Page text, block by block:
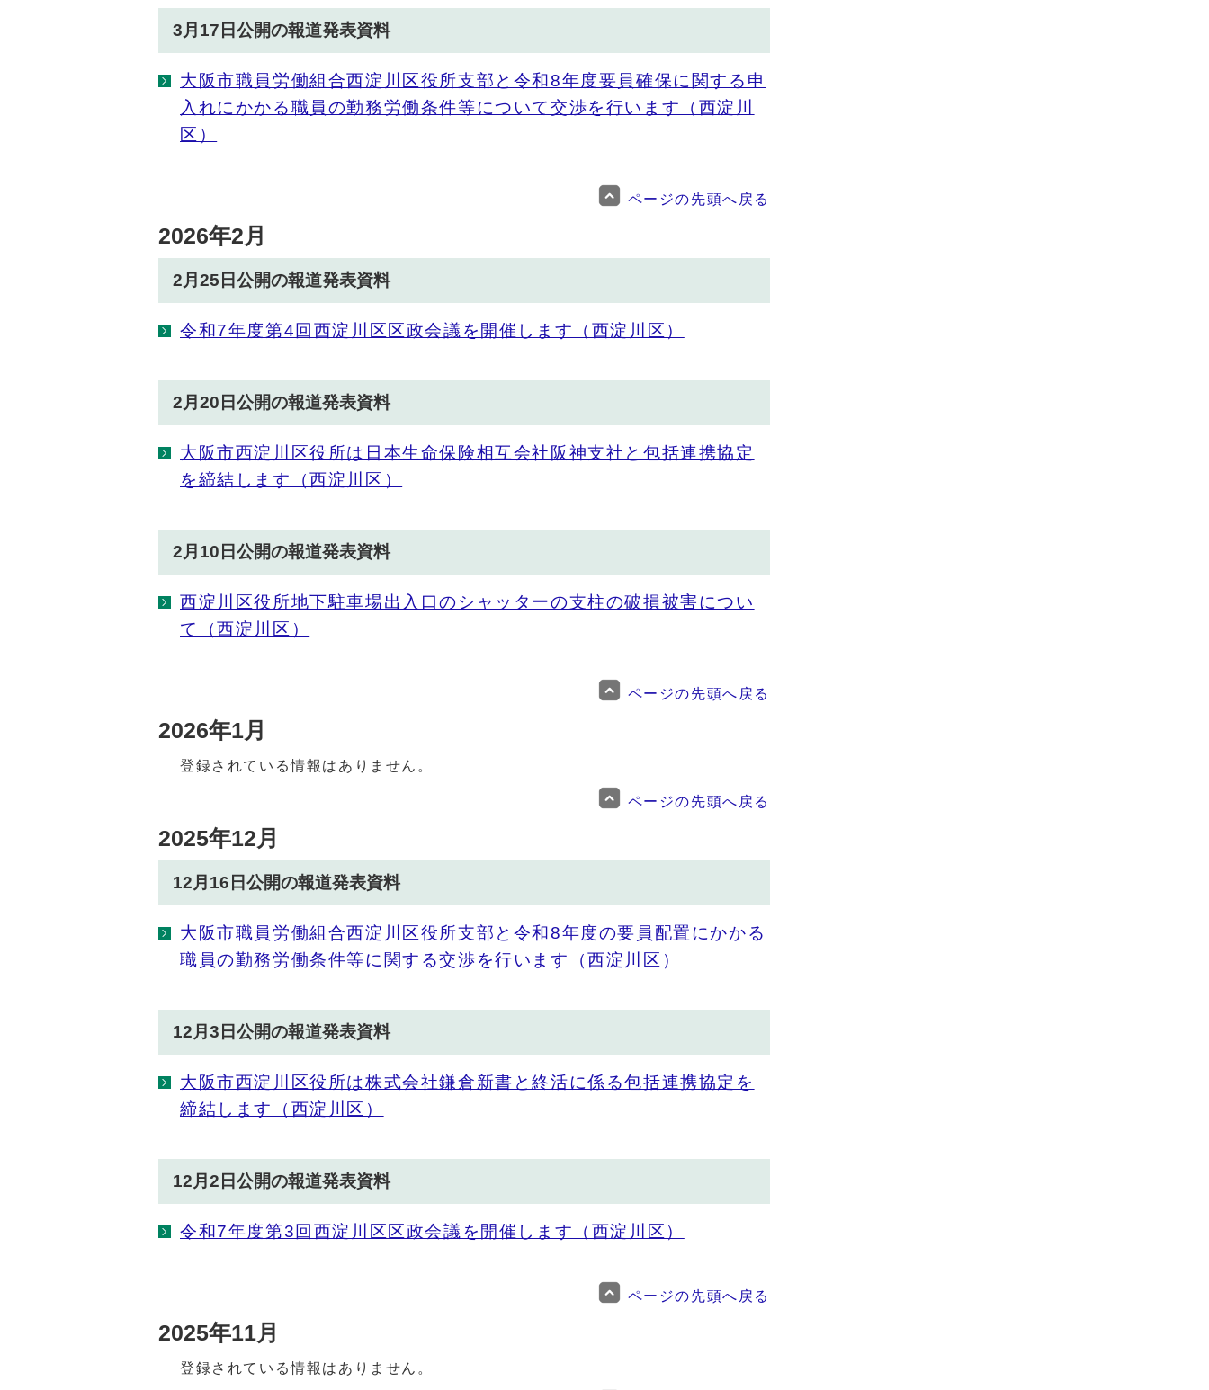
3月17日公開の報道発表資料
大阪市職員労働組合西淀川区役所支部と令和8年度要員確保に関する申
入れにかかる職員の勤務労働条件等について交渉を行います（西淀川
区）
ページの先頭へ戻る
2026年2月
2月25日公開の報道発表資料
令和7年度第4回西淀川区区政会議を開催します（西淀川区）
2月20日公開の報道発表資料
大阪市西淀川区役所は日本生命保険相互会社阪神支社と包括連携協定
を締結します（西淀川区）
2月10日公開の報道発表資料
西淀川区役所地下駐車場出入口のシャッターの支柱の破損被害につい
て（西淀川区）
ページの先頭へ戻る
2026年1月
登録されている情報はありません。
ページの先頭へ戻る
2025年12月
12月16日公開の報道発表資料
大阪市職員労働組合西淀川区役所支部と令和8年度の要員配置にかかる
職員の勤務労働条件等に関する交渉を行います（西淀川区）
12月3日公開の報道発表資料
大阪市西淀川区役所は株式会社鎌倉新書と終活に係る包括連携協定を
締結します（西淀川区）
12月2日公開の報道発表資料
令和7年度第3回西淀川区区政会議を開催します（西淀川区）
ページの先頭へ戻る
2025年11月
登録されている情報はありません。